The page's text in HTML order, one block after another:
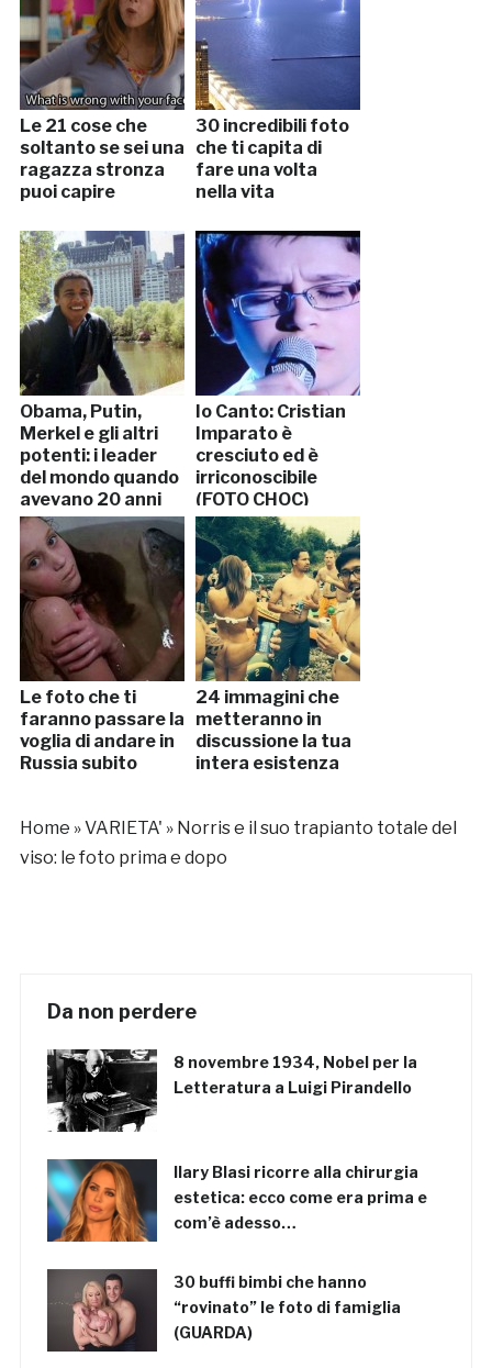
Le 21 cose che
soltanto se sei una
ragazza stronza
puoi capire
30 incredibili foto
che ti capita di
fare una volta
nella vita
Obama, Putin,
Merkel e gli altri
potenti: i leader
del mondo quando
avevano 20 anni
Io Canto: Cristian
Imparato è
cresciuto ed è
irriconoscibile
(FOTO CHOC)
Le foto che ti
faranno passare la
voglia di andare in
Russia subito
24 immagini che
metteranno in
discussione la tua
intera esistenza
Home »VARIETA' » Norris e il suo trapianto totale del
viso: le foto prima e dopo
Da non perdere
8 novembre 1934, Nobel per la
Letteratura a Luigi Pirandello
Ilary Blasi ricorre alla chirurgia
estetica: ecco come era prima e
com’è adesso…
30 buffi bimbi che hanno
“rovinato” le foto di famiglia
(GUARDA)